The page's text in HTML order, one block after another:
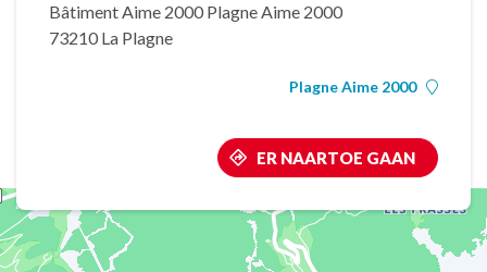
Bâtiment Aime 2000 Plagne Aime 2000
73210 La Plagne
Plagne Aime 2000
ER NAARTOE GAAN